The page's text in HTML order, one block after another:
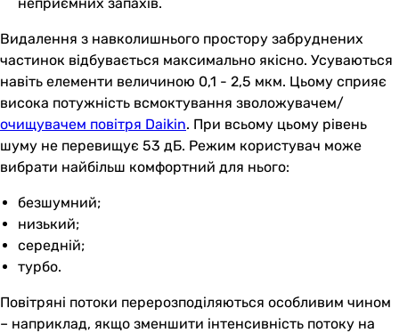
Видалення з навколишнього простору забруднених
частинок відбувається максимально якісно. Усуваються
навіть елементи величиною 0,1 - 2,5 мкм. Цьому сприяє
висока потужність всмоктування зволожувачем/
очищувачем повітря Daikin. При всьому цьому рівень
шуму не перевищує 53 дБ. Режим користувач може
вибрати найбільш комфортний для нього:
безшумний;
низький;
середній;
турбо.
Повітряні потоки перерозподіляються особливим чином
– наприклад, якщо зменшити інтенсивність потоку на